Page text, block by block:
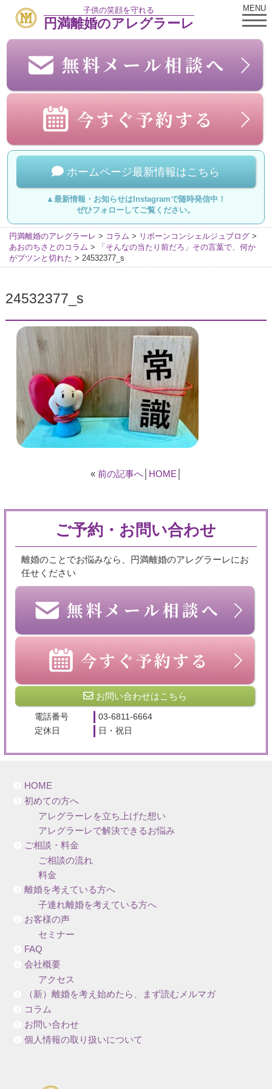
子供の笑顔を守れる
円満離婚のアレグラーレ
MENU
ホームページ最新情報はこちら
▲最新情報・お知らせはInstagramで随時発信中！
ぜひフォローしてご覧ください。
円満離婚のアレグラーレ > コラム > リボーンコンシェルジュブログ >
あおのちさとのコラム >
「そんなの当たり前だろ」その言葉で、何か
がプツンと切れた > 24532377_s
24532377_s
« 前の記事へ│ HOME
ご予約・お問い合わせ
離婚のことでお悩みなら、円満離婚のアレグラーレにお
任せください
お問い合わせはこちら
電話番号
03-6811-6664
定休日
日・祝日
HOME
初めての方へ
アレグラーレを立ち上げた想い
アレグラーレで解決できるお悩み
ご相談・料金
ご相談の流れ
料金
離婚を考えている方へ
子連れ離婚を考えている方へ
お客様の声
セミナー
FAQ
会社概要
アクセス
（新）離婚を考え始めたら、まず読むメルマガ
コラム
お問い合わせ
個人情報の取り扱いについて